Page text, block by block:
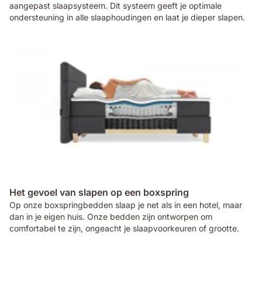
aangepast slaapsysteem. Dit systeem geeft je optimale
ondersteuning in alle slaaphoudingen en laat je dieper slapen.
Het gevoel van slapen op een boxspring
Op onze boxspringbedden slaap je net als in een hotel, maar
dan in je eigen huis. Onze bedden zijn ontworpen om
comfortabel te zijn, ongeacht je slaapvoorkeuren of grootte.